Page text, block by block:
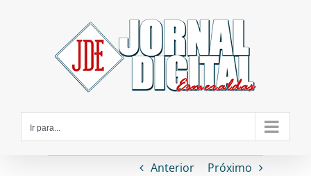
Ir para...
Anterior Próximo